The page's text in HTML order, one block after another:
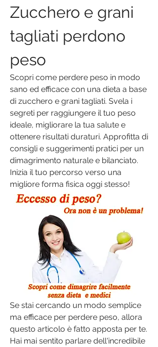
Zucchero e grani
tagliati perdono
peso
Scopri come perdere peso in modo
sano ed efficace con una dieta a base
di zucchero e grani tagliati. Svela i
segreti per raggiungere il tuo peso
ideale, migliorare la tua salute e
ottenere risultati duraturi. Approfitta di
consigli e suggerimenti pratici per un
dimagrimento naturale e bilanciato.
Inizia il tuo percorso verso una
migliore forma fisica oggi stesso!
Se stai cercando un modo semplice
ma efficace per perdere peso, allora
questo articolo è fatto apposta per te.
Hai mai sentito parlare dell'incredibile